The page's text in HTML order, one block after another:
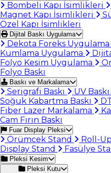
Bombeli Kapı İsimlikleri
Magnet Kapı İsimlikleri
Özel Kapı İsimlikleri
Dijital Baskı Uygulama
Dekota Foreks Uygulama
Kumlama Uygulama
Folyo Kesim Uygulama
Folyo Baskı
Baskı ve Markalama
Serigrafi Baskı UV Baskı
Soğuk Kabartma Baskı
Fiber Lazer Markalama
Cam Fırın Baskı
Fuar Display Pleksi
Örümcek Stand Roll-
Display Stand
Fasülye
Pleksi Kesim
Pleksi Kutu